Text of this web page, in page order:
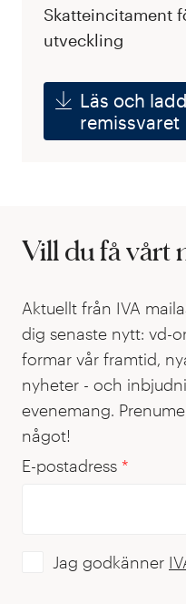
Skatteincitament
utveckling
Läs och
remissvaret
Vill du få vårt
Aktuellt från IVA
dig senaste nytt: vd-
formar vår framtid,
nyheter - och
evenemang.
något!
E-postadress *
Jag godkänner